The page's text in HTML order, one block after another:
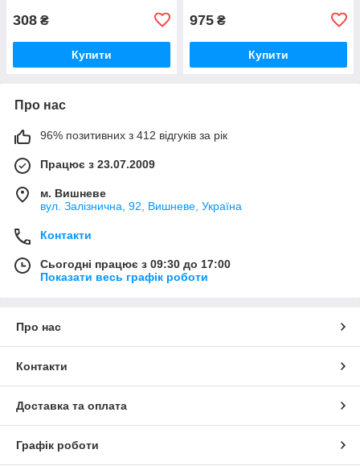
308 ₴
Купити
975 ₴
Купити
Про нас
96% позитивних з 412 відгуків за рік
Працює з 23.07.2009
м. Вишневе
вул. Залізнична, 92, Вишневе, Україна
Контакти
Сьогодні працює з 09:30 до 17:00
Показати весь графік роботи
Про нас
Контакти
Доставка та оплата
Графік роботи